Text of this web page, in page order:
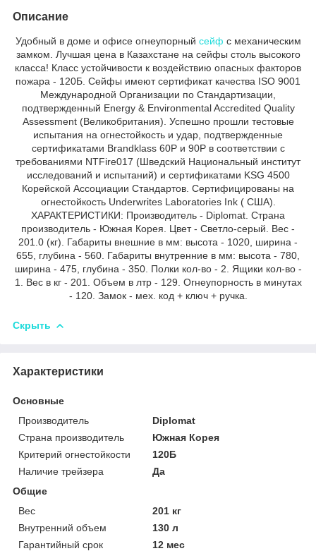
Описание
Удобный в доме и офисе огнеупорный сейф с механическим
замком. Лучшая цена в Казахстане на сейфы столь высокого
класса! Класс устойчивости к воздействию опасных факторов
пожара - 120Б. Сейфы имеют сертификат качества ISO 9001
Международной Организации по Стандартизации,
подтвержденный Energy & Environmental Accredited Quality
Assessment (Великобритания). Успешно прошли тестовые
испытания на огнестойкость и удар, подтвержденные
сертификатами Brandklass 60P и 90P в соответствии с
требованиями NTFire017 (Шведский Национальный институт
исследований и испытаний) и сертификатами KSG 4500
Корейской Ассоциации Стандартов. Сертифицированы на
огнестойкость Underwrites Laboratories Ink ( США).
ХАРАКТЕРИСТИКИ: Производитель - Diplomat. Страна
производитель - Южная Корея. Цвет - Светло-серый. Вес -
201.0 (кг). Габариты внешние в мм: высота - 1020, ширина -
655, глубина - 560. Габариты внутренние в мм: высота - 780,
ширина - 475, глубина - 350. Полки кол-во - 2. Ящики кол-во -
1. Вес в кг - 201. Объем в лтр - 129. Огнеупорность в минутах
- 120. Замок - мех. код + ключ + ручка.
Скрыть
Характеристики
Основные
Производитель
Diplomat
Страна производитель
Южная Корея
Критерий огнестойкости
120Б
Наличие трейзера
Да
Общие
Вес
201 кг
Внутренний объем
130 л
Гарантийный срок
12 мес